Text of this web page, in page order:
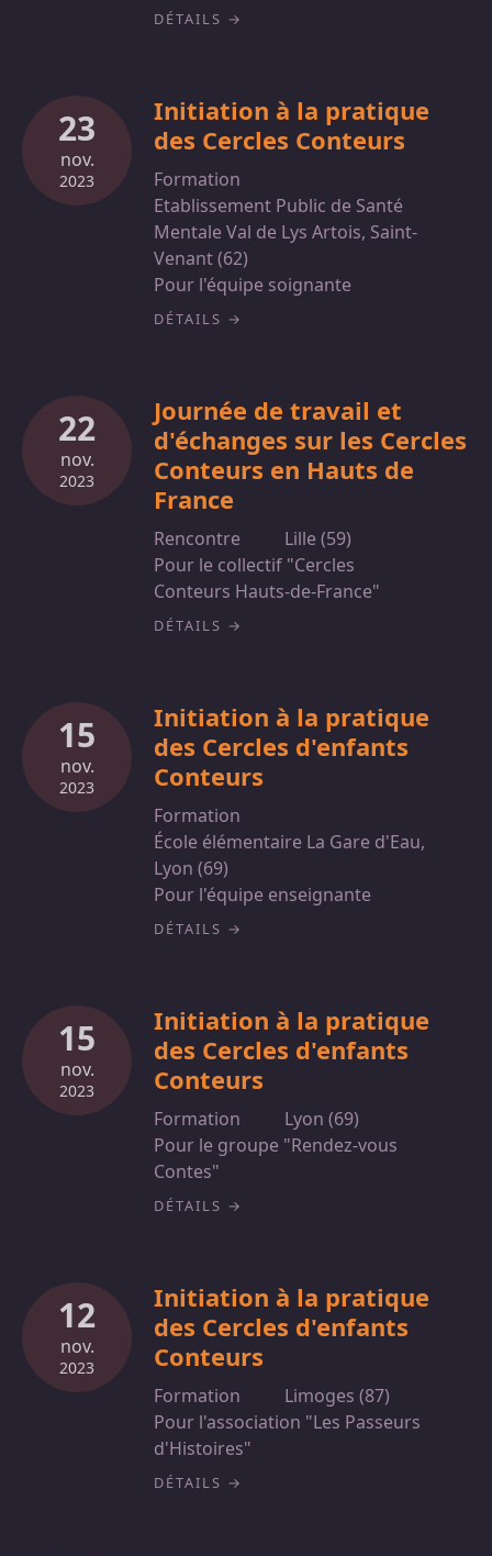
DÉTAILS
23
nov.
2023
Initiation à la pratique
des Cercles Conteurs
Formation
Etablissement Public de Santé
Mentale Val de Lys Artois, Saint-
Venant (62)
Pour l'équipe soignante
DÉTAILS
22
nov.
2023
Journée de travail et
d'échanges sur les Cercles
Conteurs en Hauts de
France
Rencontre
Lille (59)
Pour le collectif "Cercles
Conteurs Hauts-de-France"
DÉTAILS
15
nov.
2023
Initiation à la pratique
des Cercles d'enfants
Conteurs
Formation
École élémentaire La Gare d'Eau,
Lyon (69)
Pour l'équipe enseignante
DÉTAILS
15
nov.
2023
Initiation à la pratique
des Cercles d'enfants
Conteurs
Formation
Lyon (69)
Pour le groupe "Rendez-vous
Contes"
DÉTAILS
12
nov.
2023
Initiation à la pratique
des Cercles d'enfants
Conteurs
Formation
Limoges (87)
Pour l'association "Les Passeurs
d'Histoires"
DÉTAILS